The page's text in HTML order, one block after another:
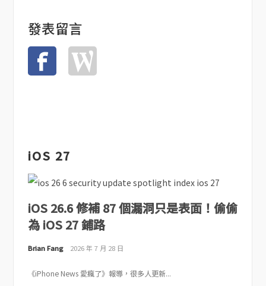
發表留言
iOS 27
iOS 26.6 修補 87 個漏洞只是表面！偷偷
為 iOS 27 鋪路
Brian Fang 2026 年 7 月 28 日
《iPhone News 愛瘋了》報導，很多人更新...